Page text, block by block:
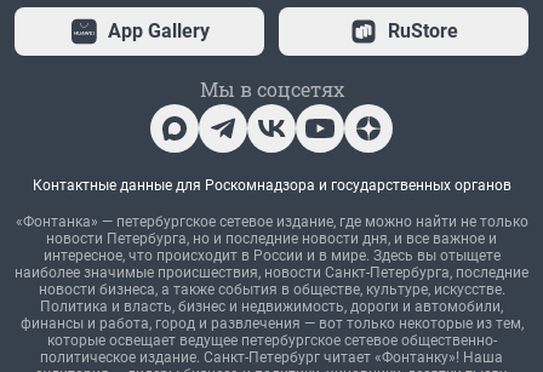
App Gallery RuStore
Мы в соцсетях
Контактные данные для Роскомнадзора и государственных органов
«Фонтанка» — петербургское сетевое издание, где можно найти не только
новости Петербурга, но и последние новости дня, и все важное и
интересное, что происходит в России и в мире. Здесь вы отыщете
наиболее значимые происшествия, новости Санкт-Петербурга, последние
новости бизнеса, а также события в обществе, культуре, искусстве.
Политика и власть, бизнес и недвижимость, дороги и автомобили,
финансы и работа, город и развлечения — вот только некоторые из тем,
которые освещает ведущее петербургское сетевое общественно-
политическое издание. Санкт-Петербург читает «Фонтанку»! Наша